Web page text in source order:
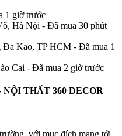
1 giờ trước
Hà Nội - Đã mua 30 phút
Đa Kao, TP HCM - Đã mua 1
Cai - Đã mua 2 giờ trước
THẤT 360 DECOR
với mục đích mang tới